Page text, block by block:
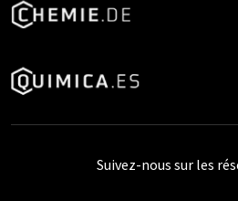
Suivez-nous sur les